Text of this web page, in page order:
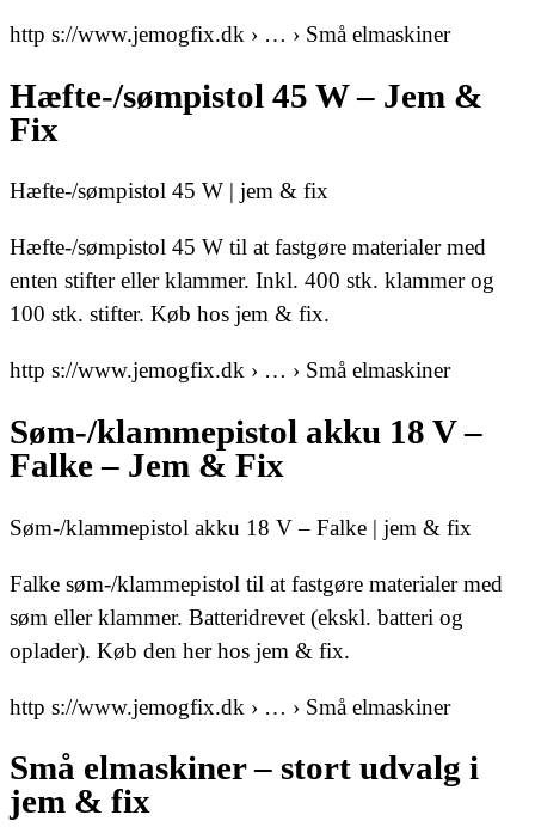
http s://www.jemogfix.dk › … › Små elmaskiner
Hæfte-/sømpistol 45 W – Jem &
Fix
Hæfte-/sømpistol 45 W | jem & fix
Hæfte-/sømpistol 45 W til at fastgøre materialer med
enten stifter eller klammer. Inkl. 400 stk. klammer og
100 stk. stifter. Køb hos jem & fix.
http s://www.jemogfix.dk › … › Små elmaskiner
Søm-/klammepistol akku 18 V –
Falke – Jem & Fix
Søm-/klammepistol akku 18 V – Falke | jem & fix
Falke søm-/klammepistol til at fastgøre materialer med
søm eller klammer. Batteridrevet (ekskl. batteri og
oplader). Køb den her hos jem & fix.
http s://www.jemogfix.dk › … › Små elmaskiner
Små elmaskiner – stort udvalg i
jem & fix